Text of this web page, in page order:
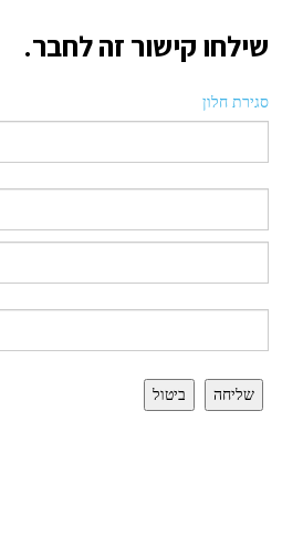
שילחו קישור זה לחבר.
סגירת חלון
שליחה ביטול